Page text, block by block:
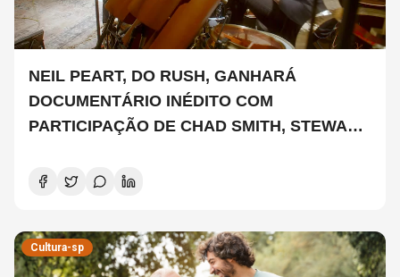
NEIL PEART, DO RUSH, GANHARÁ
DOCUMENTÁRIO INÉDITO COM
PARTICIPAÇÃO DE CHAD SMITH, STEWART
Cultura-sp